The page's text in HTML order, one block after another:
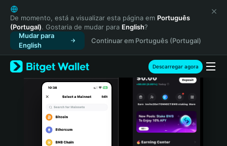
English
日本語
Tiếng Việt
Русский
Español (Latinoamérica)
Türkçe
Italiano
Português (Portugal)
De momento, está a visualizar esta página em Português
(Portugal). Gostaria de mudar para English?
Mudar para
English
Continuar em Português (Portugal)
Descarregar agora